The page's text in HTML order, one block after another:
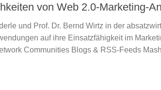
von Web 2.0-Marketing-
und Prof. Dr. Bernd Wirtz in der
auf ihre Einsatzfähigkeit im
Communities Blogs & RSS-Feeds